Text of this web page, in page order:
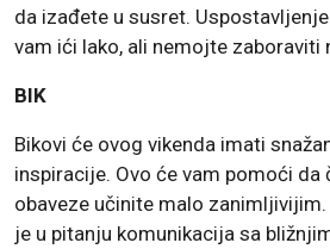
da izađete u susret.
vam ići lako, ali nemojte zaboraviti
BIK
Bikovi će ovog vikenda imati
inspiracije. Ovo će vam pomoći da
obaveze učinite malo
je u pitanju komunikacija sa